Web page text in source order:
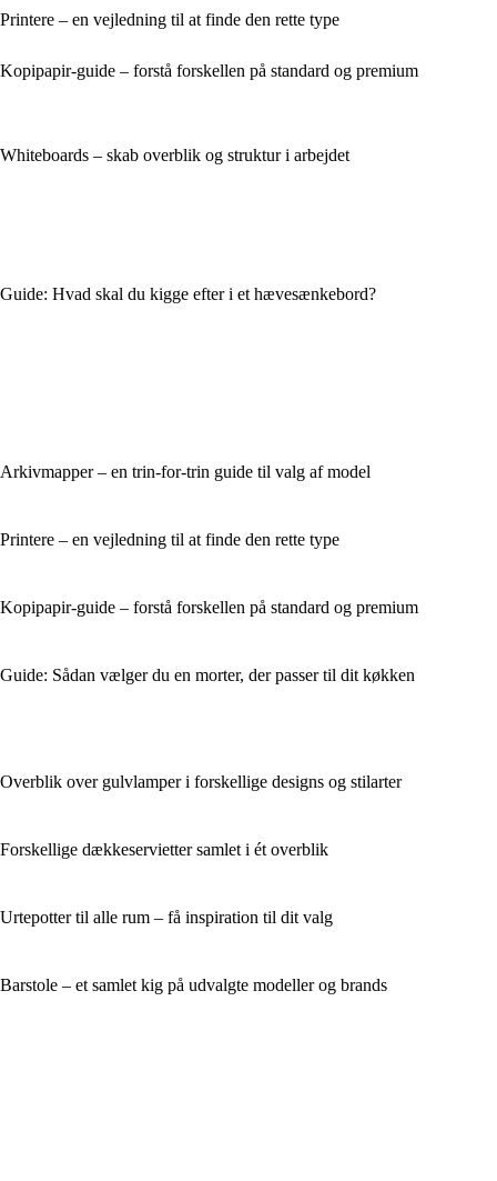
Printere – en vejledning til at finde den rette type
Kopipapir-guide – forstå forskellen på standard og premium
Whiteboards – skab overblik og struktur i arbejdet
Guide: Hvad skal du kigge efter i et hævesænkebord?
Arkivmapper – en trin-for-trin guide til valg af model
Printere – en vejledning til at finde den rette type
Kopipapir-guide – forstå forskellen på standard og premium
Guide: Sådan vælger du en morter, der passer til dit køkken
Overblik over gulvlamper i forskellige designs og stilarter
Forskellige dækkeservietter samlet i ét overblik
Urtepotter til alle rum – få inspiration til dit valg
Barstole – et samlet kig på udvalgte modeller og brands